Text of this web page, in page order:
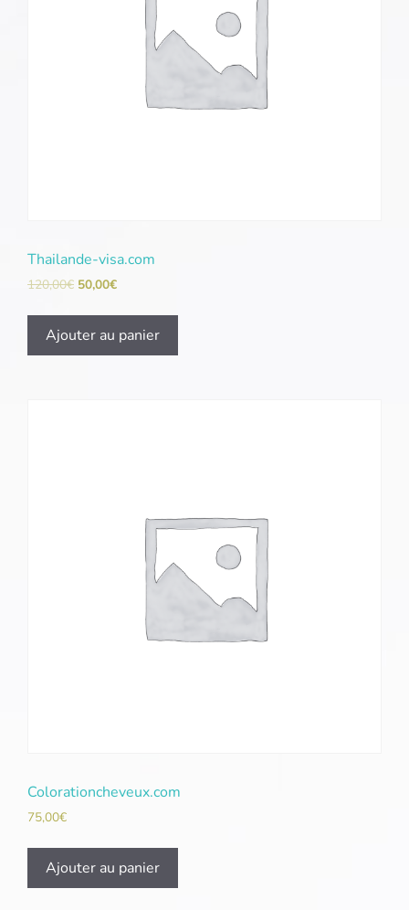
Thailande-visa.com
120,00€ 50,00€
Ajouter au panier
Colorationcheveux.com
75,00€
Ajouter au panier